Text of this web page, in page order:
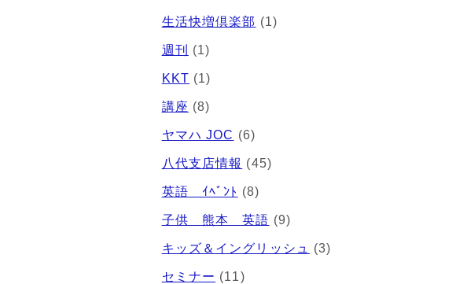
生活快増倶楽部 (1)
週刊 (1)
KKT (1)
講座 (8)
ヤマハ JOC (6)
八代支店情報 (45)
英語 ｲﾍﾞﾝﾄ (8)
子供 熊本 英語 (9)
キッズ＆イングリッシュ (3)
セミナー (11)